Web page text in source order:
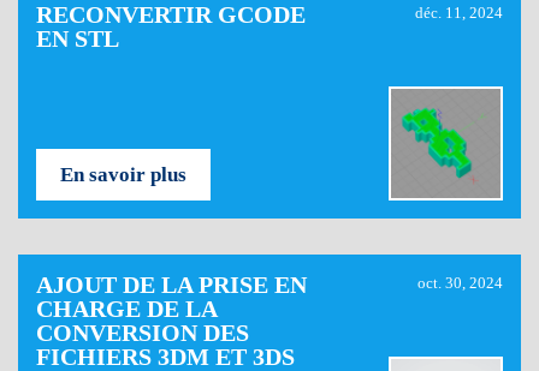
RECONVERTIR GCODE
EN STL
déc. 11, 2024
En savoir plus
AJOUT DE LA PRISE EN
CHARGE DE LA
CONVERSION DES
FICHIERS 3DM ET 3DS
oct. 30, 2024